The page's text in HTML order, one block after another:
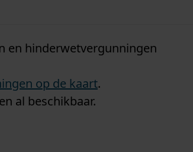
en hinderwetvergunningen
op de kaart.
al beschikbaar.